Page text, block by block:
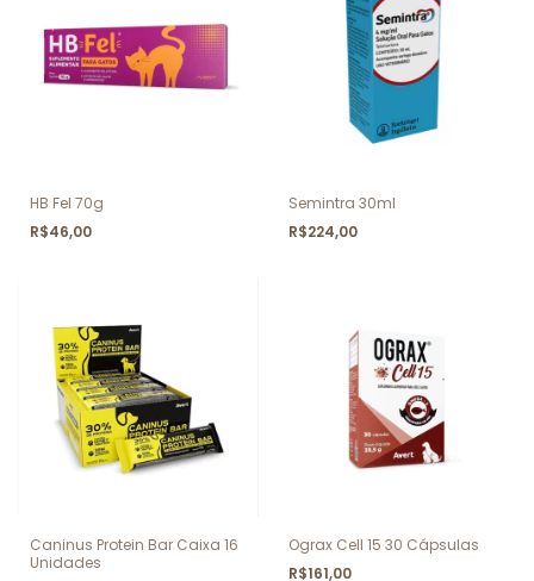
HB Fel 70g
R$46,00
Semintra 30ml
R$224,00
Caninus Protein Bar Caixa 16
Unidades
Ograx Cell 15 30 Cápsulas
R$161,00